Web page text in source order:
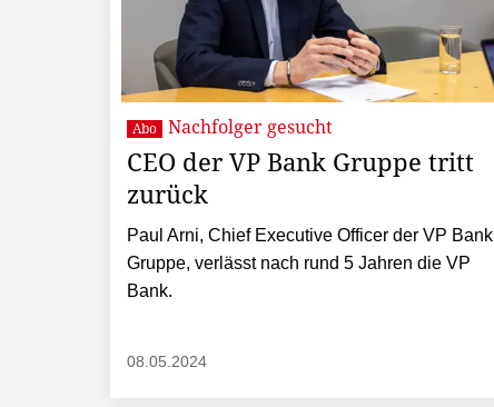
Abo Nachfolger gesucht
CEO der VP Bank Gruppe tritt
zurück
Paul Arni, Chief Executive Officer der VP Bank
Gruppe, verlässt nach rund 5 Jahren die VP
Bank.
08.05.2024